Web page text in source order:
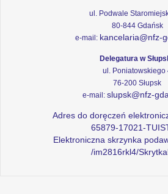
ul. Podwale
80-844 Gdańsk
e-mail: kancelaria@nfz-
Delegatura w
ul. Poniatowskiego
76-200 Słupsk
e-mail: slupsk@nfz-
Adres do doręczeń
65879-17021-
Elektroniczna skrzynka
/im2816rkl4/